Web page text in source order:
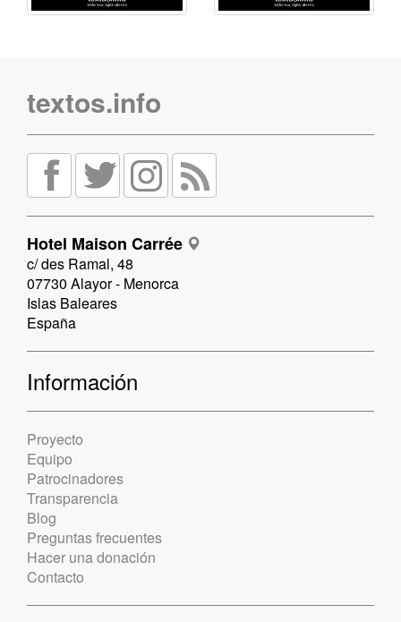
textos.info
Hotel Maison Carrée
c/ des Ramal, 48
07730 Alayor - Menorca
Islas Baleares
España
Información
Proyecto
Equipo
Patrocinadores
Transparencia
Blog
Preguntas frecuentes
Hacer una donación
Contacto